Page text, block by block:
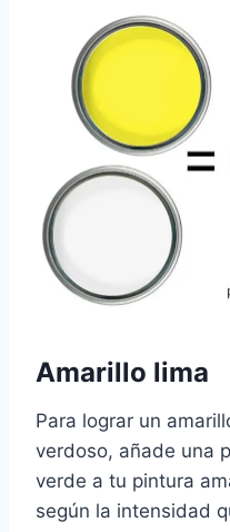
Amarillo lima
Para lograr un
verdoso, añade una
verde a tu pintura
según la intensidad